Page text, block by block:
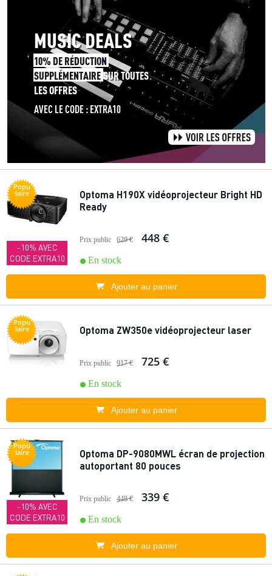
Popu
laire
-10% AVEC
CODE EXTRA10
Optoma H190X vidéoprojecteur Bright HD
Ready
Prix public 629 € 448 €
En stock
Ajouter au panier
Popu
laire Optoma ZW350e vidéoprojecteur laser
Prix public 917 € 725 €
En stock
Ajouter au panier
Popu
laire
-10% AVEC
CODE EXTRA10
Optoma DP-9080MWL écran de projection
autoportant 80 pouces
Prix public 448 € 339 €
En stock
Ajouter au panier